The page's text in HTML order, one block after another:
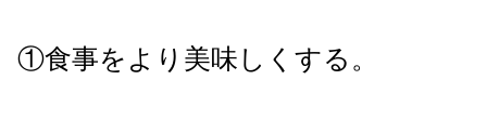
①食事をより美味しくする。